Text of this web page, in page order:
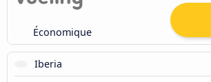
Économique
Iberia